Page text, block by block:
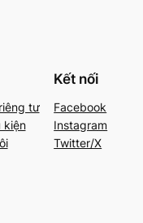
tư
kiện
Kết nối
Facebook
Instagram
Twitter/X